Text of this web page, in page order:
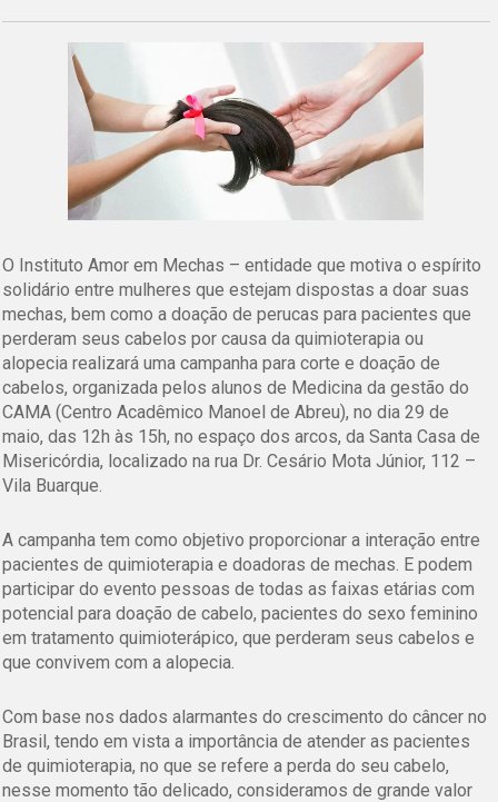
O Instituto Amor em Mechas – entidade que motiva o espírito
solidário entre mulheres que estejam dispostas a doar suas
mechas, bem como a doação de perucas para pacientes que
perderam seus cabelos por causa da quimioterapia ou
alopecia realizará uma campanha para corte e doação de
cabelos, organizada pelos alunos de Medicina da gestão do
CAMA (Centro Acadêmico Manoel de Abreu), no dia 29 de
maio, das 12h às 15h, no espaço dos arcos, da Santa Casa de
Misericórdia, localizado na rua Dr. Cesário Mota Júnior, 112 –
Vila Buarque.
A campanha tem como objetivo proporcionar a interação entre
pacientes de quimioterapia e doadoras de mechas. E podem
participar do evento pessoas de todas as faixas etárias com
potencial para doação de cabelo, pacientes do sexo feminino
em tratamento quimioterápico, que perderam seus cabelos e
que convivem com a alopecia.
Com base nos dados alarmantes do crescimento do câncer no
Brasil, tendo em vista a importância de atender as pacientes
de quimioterapia, no que se refere a perda do seu cabelo,
nesse momento tão delicado, consideramos de grande valor